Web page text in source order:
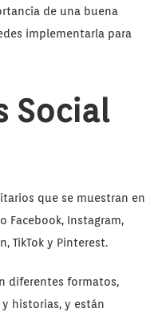
de una buena
implementarla para
Social
que se muestran en
Facebook, Instagram,
TikTok y Pinterest.
diferentes formatos,
y historias, y están